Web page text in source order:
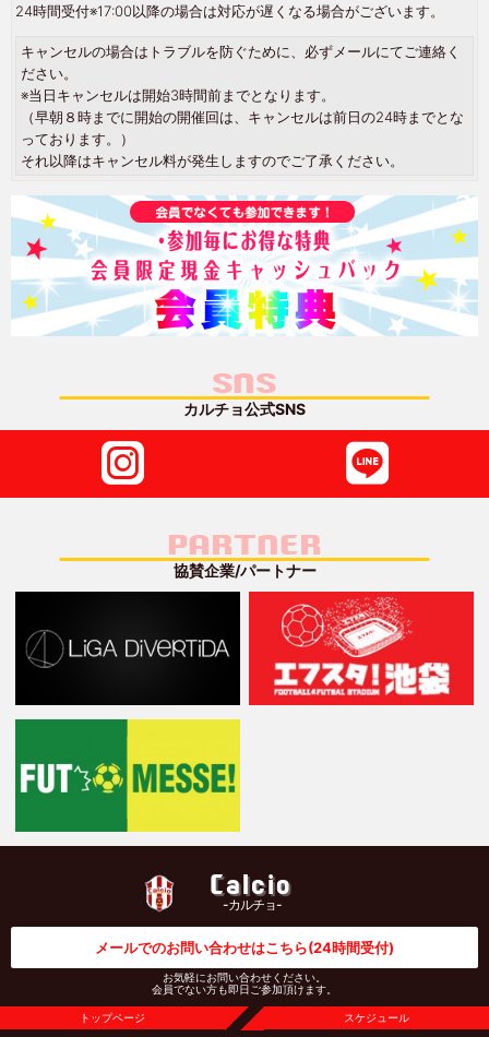
24時間受付※17:00以降の場合は対応が遅くなる場合がございます。
キャンセルの場合はトラブルを防ぐために、必ずメールにてご連絡く
ださい。
※当日キャンセルは開始3時間前までとなります。
（早朝８時までに開始の開催回は、キャンセルは前日の24時までとな
っております。）
それ以降はキャンセル料が発生しますのでご了承ください。
SNS
カルチョ公式SNS
PARTNER
協賛企業/パートナー
Calcio
-カルチョ-
メールでのお問い合わせはこちら(24時間受付)
お気軽にお問い合わせください。
会員でない方も即日ご参加頂けます。
トップページ スケジュール